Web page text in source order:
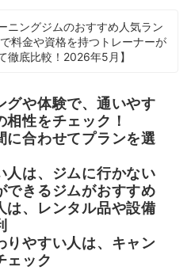
ニングジムのおすすめ人気ラン
料金や資格を持つトレーナーが
徹底比較！2026年5月】
グや体験で、通いやす
性をチェック！
に合わせてプランを選
人は、ジムに行かない
できるジムがおすすめ
は、レンタル品や設備
りやすい人は、キャン
ェック